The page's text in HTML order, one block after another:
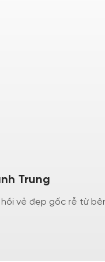
Trung
vẻ đẹp gốc rễ từ